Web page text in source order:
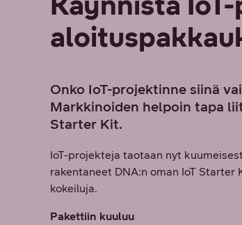
Onko IoT-projektinne siinä
Markkinoiden helpoin tapa
Starter Kit.
IoT-projekteja taotaan nyt
rakentaneet DNA:n oman IoT
kokeiluja.
Pakettiin kuuluu